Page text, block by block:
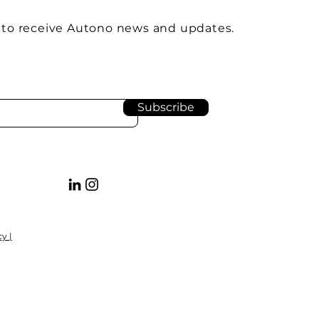
receive Autono news and updates.
Subscribe
|